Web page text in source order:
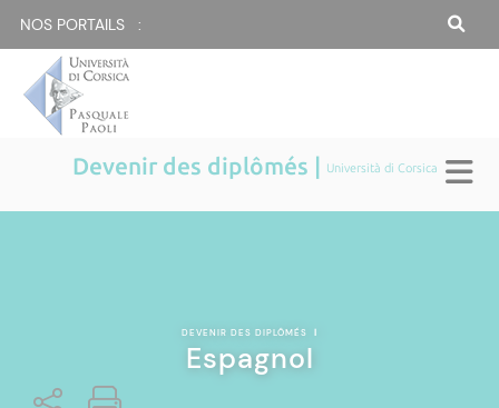
NOS PORTAILS :
Devenir des diplômés | Università di Corsica
DEVENIR DES DIPLÔMÉS |
Espagnol